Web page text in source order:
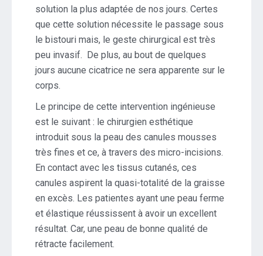
solution la plus adaptée de nos jours. Certes
que cette solution nécessite le passage sous
le bistouri mais, le geste chirurgical est très
peu invasif. De plus, au bout de quelques
jours aucune cicatrice ne sera apparente sur le
corps.
Le principe de cette intervention ingénieuse
est le suivant : le chirurgien esthétique
introduit sous la peau des canules mousses
très fines et ce, à travers des micro-incisions.
En contact avec les tissus cutanés, ces
canules aspirent la quasi-totalité de la graisse
en excès. Les patientes ayant une peau ferme
et élastique réussissent à avoir un excellent
résultat. Car, une peau de bonne qualité de
rétracte facilement.